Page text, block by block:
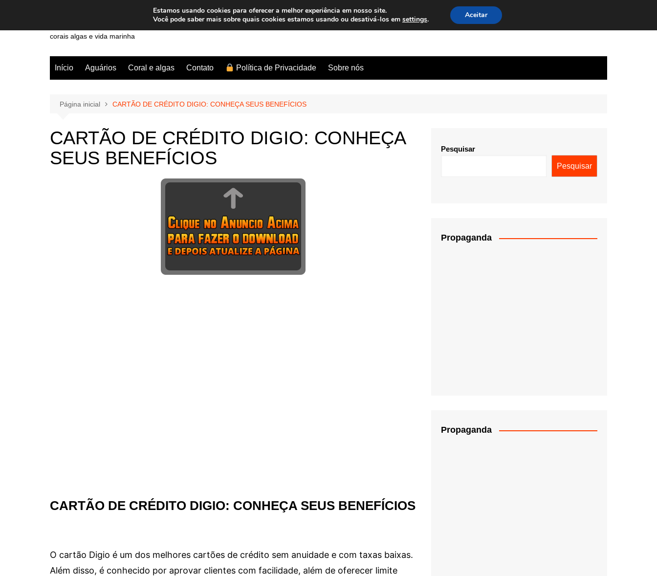
o
corais algas e vida marinha
Início Aguários Coral e algas Contato Política de Privacidade Sobre nós
Página inicial CARTÃO DE CRÉDITO DIGIO: CONHEÇA SEUS BENEFÍCIOS
CARTÃO DE CRÉDITO DIGIO: CONHEÇA
SEUS BENEFÍCIOS
CARTÃO DE CRÉDITO DIGIO: CONHEÇA SEUS BENEFÍCIOS
O cartão Digio é um dos melhores cartões de crédito sem anuidade e com taxas baixas.
Além disso, é conhecido por aprovar clientes com facilidade, além de oferecer limite
Pesquisar
Pesquisar
Propaganda
Propaganda
Estamos usando cookies para oferecer a melhor experiência em nosso site.
Você pode saber mais sobre quais cookies estamos usando ou desativá-los em settings. Aceitar